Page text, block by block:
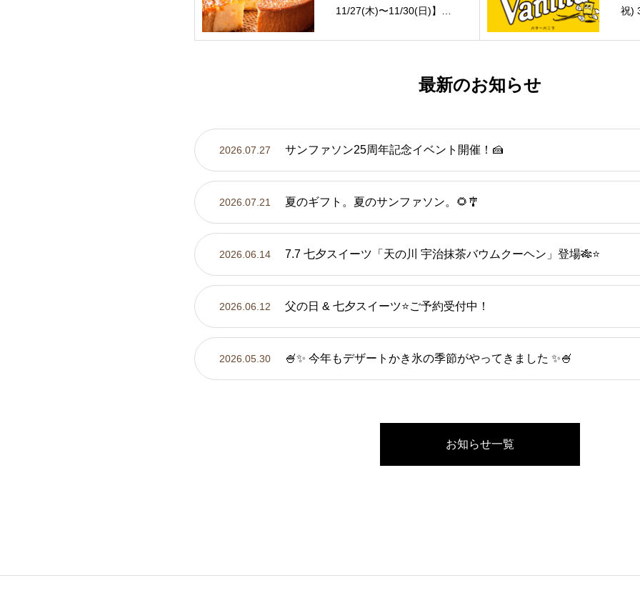
11/27(木)〜11/30(日)】只
祝)
最新のお知らせ
2026.07.27 サンファソン25周年記念イベント開催！🍰
2026.07.21 夏のギフト。夏のサンファソン。🌻🎐
2026.06.14 7.7 七夕スイーツ「天の川 宇治抹茶バウムクーヘン」登場🎋⭐️
2026.06.12 父の日 & 七夕スイーツ⭐️ご予約受付中！
2026.05.30 🍧✨ 今年もデザートかき氷の季節がやってきました ✨🍧
お知らせ一覧